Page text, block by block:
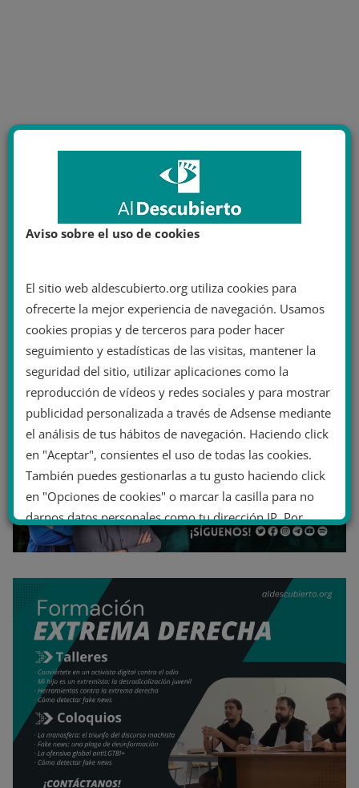
Aviso sobre el uso de cookies
El sitio web aldescubierto.org utiliza cookies para
ofrecerte la mejor experiencia de navegación. Usamos
cookies propias y de terceros para poder hacer
seguimiento y estadísticas de las visitas, mantener la
seguridad del sitio, utilizar aplicaciones como la
reproducción de vídeos y redes sociales y para mostrar
publicidad personalizada a través de Adsense mediante
el análisis de tus hábitos de navegación. Haciendo click
en "Aceptar", consientes el uso de todas las cookies.
También puedes gestionarlas a tu gusto haciendo click
en "Opciones de cookies" o marcar la casilla para no
darnos datos personales como tu dirección IP. Por
último, puedes leer nuestra Política de cookies.
No dar mi información personal
Opciones de cookies Aceptar cookies
Rechazar cookies